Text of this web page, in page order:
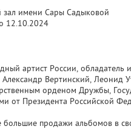
зал имени Сары Садыковой
12.10.2024
артист России,
Александр Вертинский, Леонид
орденом Дружбы,
от Президента Российской
продажи альбомов в